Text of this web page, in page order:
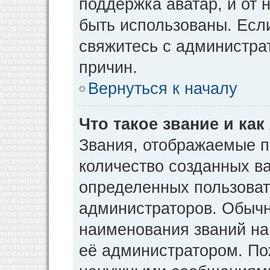
поддержка аватар, и от
быть использованы.
свяжитесь с
причин.
Вернуться к началу
Что такое звание и
Звания, отображаемые
количество созданных
определенных
администраторов.
наименования званий
её администратором.